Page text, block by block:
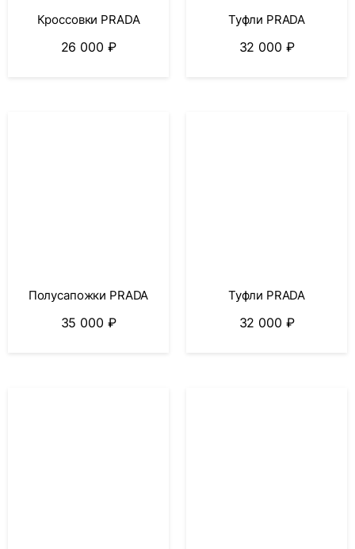
Кроссовки PRADA
26 000 ₽
Туфли PRADA
32 000 ₽
Полусапожки PRADA
35 000 ₽
Туфли PRADA
32 000 ₽